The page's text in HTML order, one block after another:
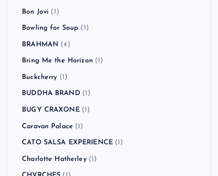
Bon Jovi (1)
Bowling for Soup (1)
BRAHMAN (4)
Bring Me the Horizon (1)
Buckcherry (1)
BUDDHA BRAND (1)
BUGY CRAXONE(1)
Caravan Palace (1)
CATO SALSA EXPERIENCE (1)
Charlotte Hatherley(1)